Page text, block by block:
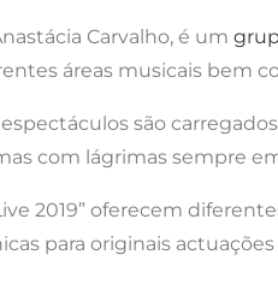
Carvalho, é um
áreas musicais bem
são
com lágrimas sempre
2019” oferecem
para originais actuações